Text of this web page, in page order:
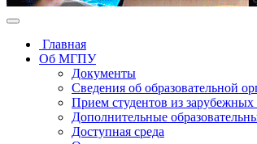
Главная
Об МГПУ
Документы
Сведения об образовательной
Прием студентов из зарубежных
Дополнительные
Доступная среда